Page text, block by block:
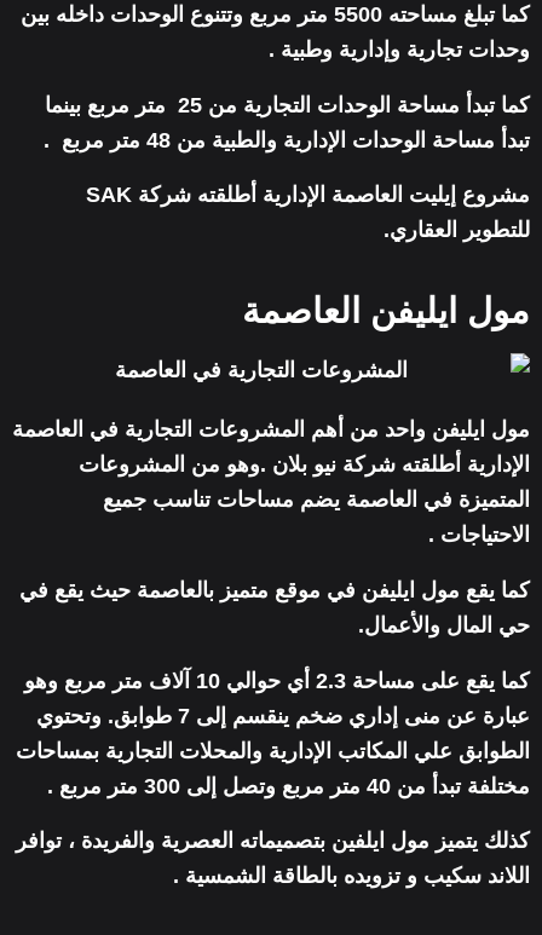
كما تبلغ مساحته 5500 متر مربع وتتنوع الوحدات داخله بين
وحدات تجارية وإدارية وطبية .
كما تبدأ مساحة الوحدات التجارية من 25 متر مربع بينما
تبدأ مساحة الوحدات الإدارية والطبية من 48 متر مربع .
للتطوير العقاري.
مول ايليفن العاصمة
مول ايليفن واحد من أهم المشروعات التجارية في العاصمة
الإدارية أطلقته شركة نيو بلان .وهو من المشروعات
المتميزة في العاصمة يضم مساحات تناسب جميع
الاحتياجات .
كما يقع مول ايليفن في موقع متميز بالعاصمة حيث يقع في
حي المال والأعمال.
كما يقع على مساحة 2.3 أي حوالي 10 آلاف متر مربع وهو
عبارة عن منى إداري ضخم ينقسم إلى 7 طوابق. وتحتوي
الطوابق علي المكاتب الإدارية والمحلات التجارية بمساحات
مختلفة تبدأ من 40 متر مربع وتصل إلى 300 متر مربع .
كذلك يتميز مول ايلفين بتصميماته العصرية والفريدة ، توافر
اللاند سكيب و تزويده بالطاقة الشمسية .